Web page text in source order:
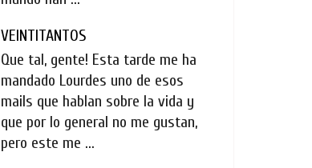
VEINTITANTOS
Que tal, gente! Esta tarde me ha
mandado Lourdes uno de esos
mails que hablan sobre la vida y
que por lo general no me gustan,
pero este me ...